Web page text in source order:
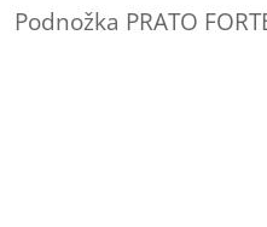
Podnožka PRATO